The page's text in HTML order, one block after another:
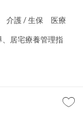
介護 / 生保 医療
居宅療養管理指